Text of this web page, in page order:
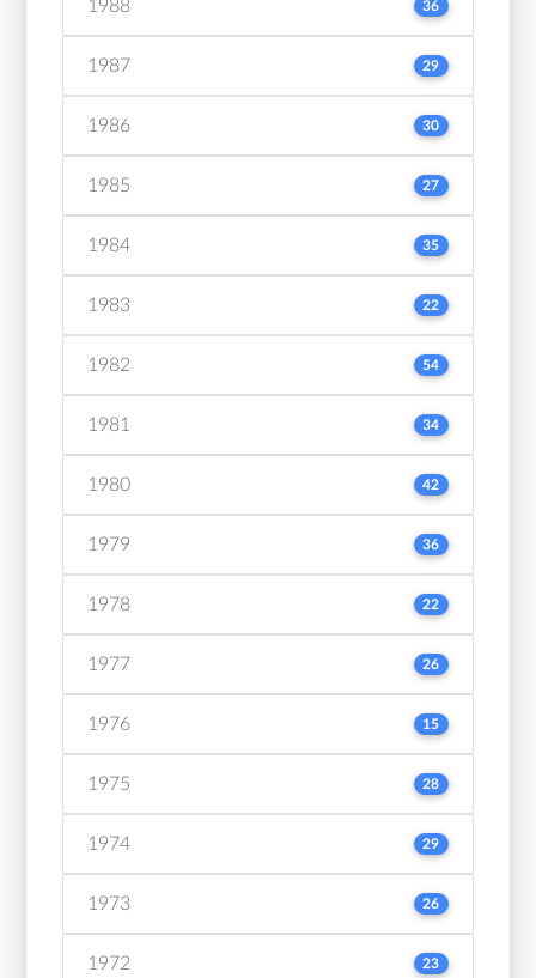
1988 36
1987 29
1986 30
1985 27
1984 35
1983 22
1982 54
1981 34
1980 42
1979 36
1978 22
1977 26
1976 15
1975 28
1974 29
1973 26
1972 23